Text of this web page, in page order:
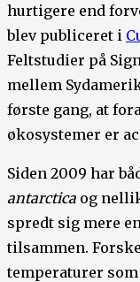
hurtigere end
blev publiceret i
Feltstudier på
mellem
første gang, at
økosystemer er
Siden 2009 har
antarctica og
spredt sig mere
tilsammen.
temperaturer